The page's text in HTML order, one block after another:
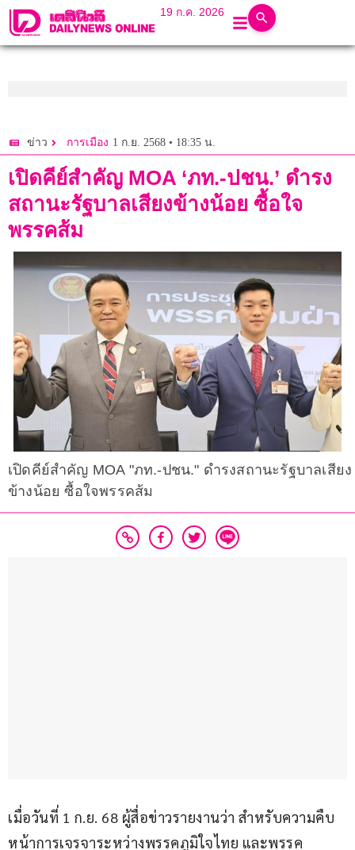
19 ก.ค. 2026
ข่าว การเมือง 1 ก.ย. 2568 • 18:35 น.
เปิดคีย์สำคัญ MOA ‘ภท.-ปชน.’ ดำรง
สถานะรัฐบาลเสียงข้างน้อย ซื้อใจ
พรรคส้ม
เปิดคีย์สำคัญ MOA "ภท.-ปชน." ดำรงสถานะรัฐบาลเสียง
ข้างน้อย ซื้อใจพรรคส้ม
เมื่อวันที่ 1 ก.ย. 68 ผู้สื่อข่าวรายงานว่า สำหรับความคืบ
หน้าการเจรจาระหว่างพรรคภูมิใจไทย และพรรค